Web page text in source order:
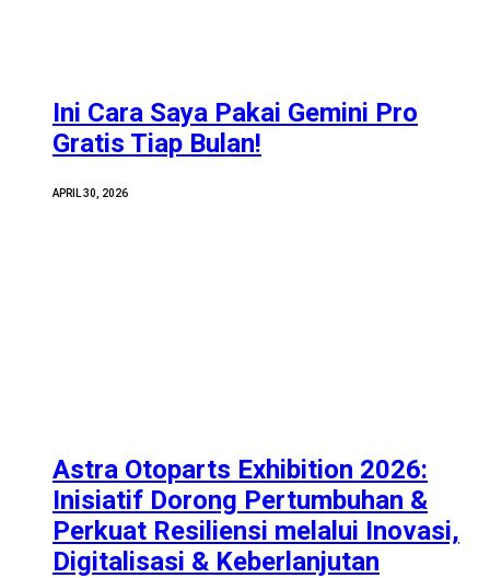
Ini Cara Saya Pakai Gemini Pro
Gratis Tiap Bulan!
APRIL 30, 2026
Astra Otoparts Exhibition 2026:
Inisiatif Dorong Pertumbuhan &
Perkuat Resiliensi melalui Inovasi,
Digitalisasi & Keberlanjutan